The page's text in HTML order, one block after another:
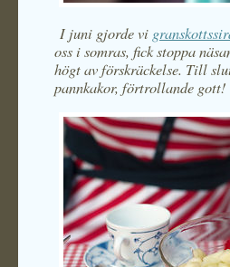
I juni gjorde vi
oss i somras, fick stoppa
högt av förskräckelse. Till
pannkakor, förtrollande gott!